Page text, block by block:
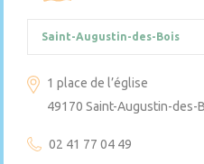
Saint-Augustin-des-Bois
1 place de l’église
49170 Saint-Augustin-des-
02 41 77 04 49